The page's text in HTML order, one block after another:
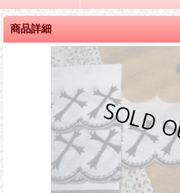
商品詳細